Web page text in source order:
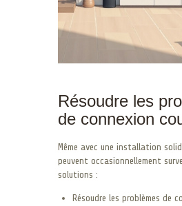
Résoudre les
de connexion
Même avec une installation
peuvent occasionnellement
solutions :
Résoudre les problèmes de